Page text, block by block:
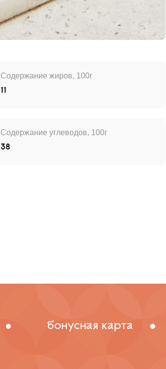
Содержание жиров, 100г
11
Содержание углеводов, 100г
38
бонусная карта